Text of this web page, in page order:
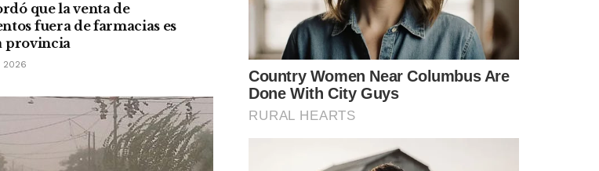
que la venta de
fuera de farmacias es
provincia
2026